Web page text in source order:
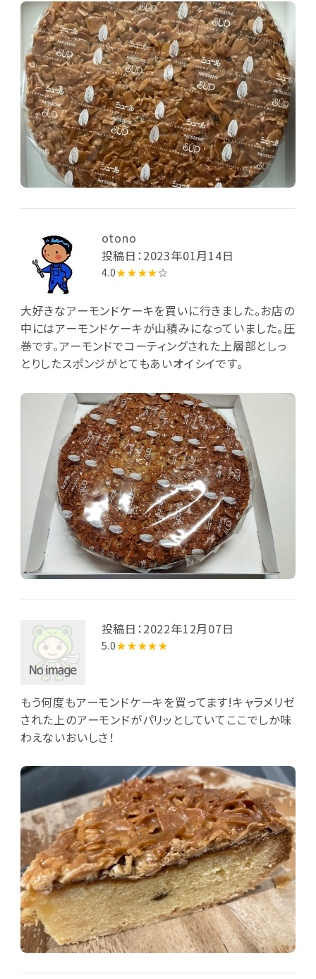
otono
投稿日：2023年01月14日
4.0★★★★☆
大好きなアーモンドケーキを買いに行きました。お店の
中にはアーモンドケーキが山積みになっていました。圧
巻です。アーモンドでコーティングされた上層部としっ
とりしたスポンジがとてもあいオイシイです。
投稿日：2022年12月07日
5.0★★★★★
もう何度もアーモンドケーキを買ってます!キャラメリゼ
された上のアーモンドがパリッとしていてここでしか味
わえないおいしさ！